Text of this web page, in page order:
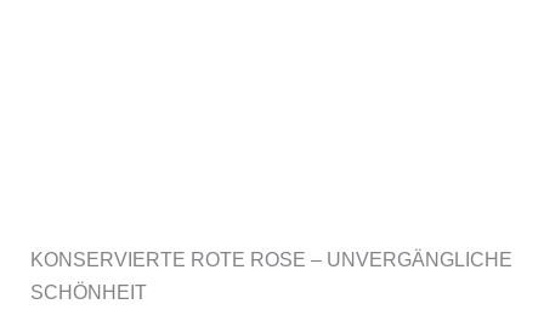
KONSERVIERTE ROTE ROSE – UNVERGÄNGLICHE
SCHÖNHEIT